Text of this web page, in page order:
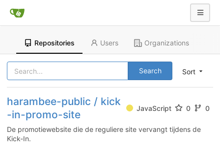
Repositories Users Organizations
Sort
Search
harambee-public / kick
-in-promo-site
JavaScript 0 0
De promotiewebsite die de reguliere site vervangt tijdens de
Kick-In.